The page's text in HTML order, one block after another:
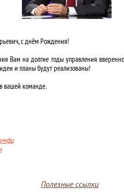
с днём Рождения!
Вам на долгие годы управления
и планы будут реализованы!
вашей команде.
Полезные ссылки